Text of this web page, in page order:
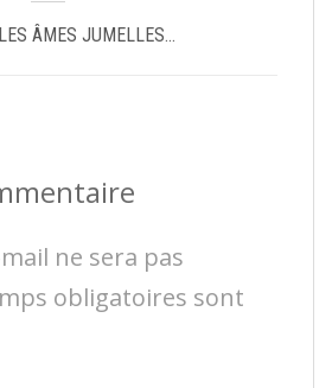
ÂMES JUMELLES…
ne sera pas
obligatoires sont